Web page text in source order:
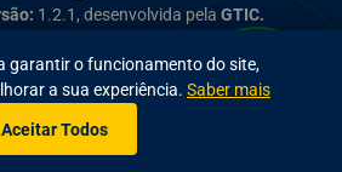
1.2.1, desenvolvida pela GTIC.
garantir o funcionamento do site,
a sua experiência. Saber mais
Aceitar Todos